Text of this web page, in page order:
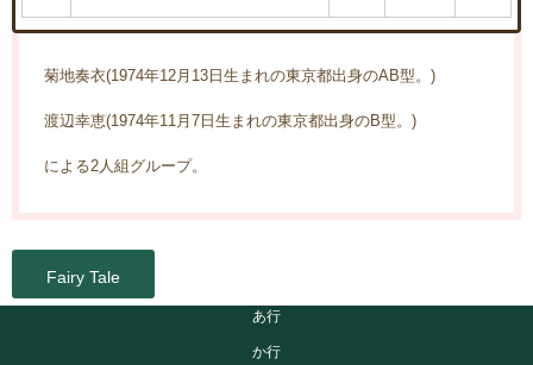
菊地奏衣(1974年12月13日生まれの東京都出身のAB型。)
渡辺幸恵(1974年11月7日生まれの東京都出身のB型。)
による2人組グループ。
Fairy Tale
あ行
か行